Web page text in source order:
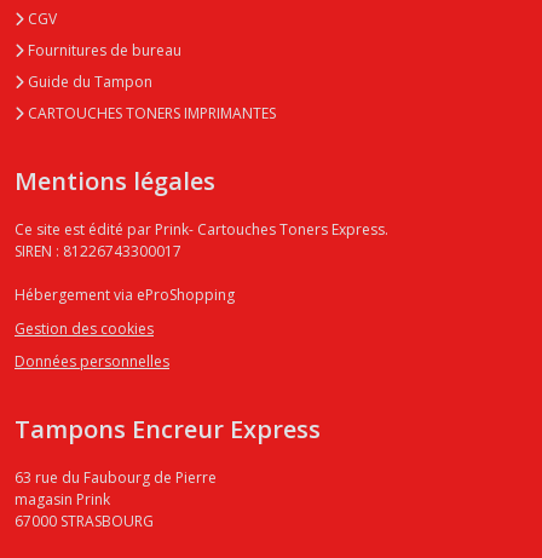
CGV
Fournitures de bureau
Guide du Tampon
CARTOUCHES TONERS IMPRIMANTES
Mentions légales
Ce site est édité par Prink- Cartouches Toners Express.
SIREN : 81226743300017
Hébergement via eProShopping
Gestion des cookies
Données personnelles
Tampons Encreur Express
63 rue du Faubourg de Pierre
magasin Prink
67000 STRASBOURG